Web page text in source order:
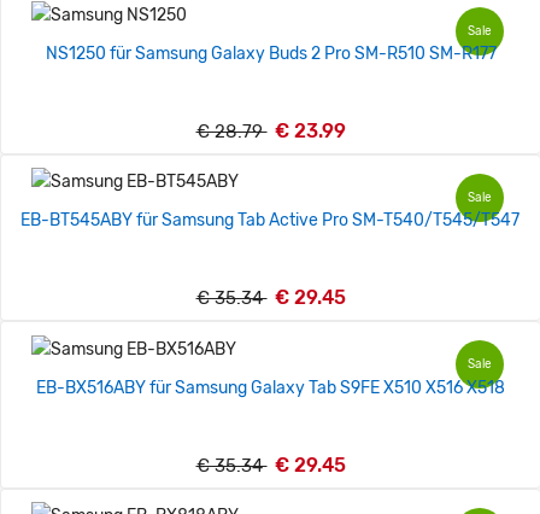
Sale
NS1250 für Samsung Galaxy Buds 2 Pro SM-R510 SM-R177
€ 28.79 € 23.99
Sale
EB-BT545ABY für Samsung Tab Active Pro SM-T540/T545/T547
€ 35.34 € 29.45
Sale
EB-BX516ABY für Samsung Galaxy Tab S9FE X510 X516 X518
€ 35.34 € 29.45